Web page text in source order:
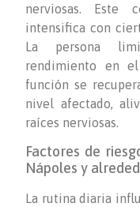
nerviosas. Este
intensifica con
La persona
rendimiento en
función se
nivel afectado,
raíces nerviosas.
Factores de
Nápoles y
La rutina diaria